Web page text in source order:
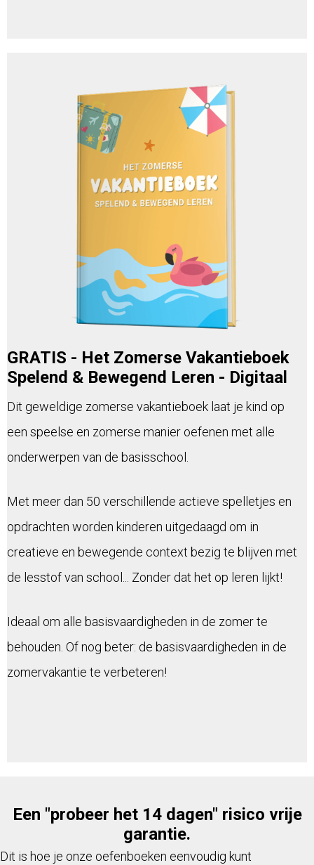
GRATIS - Het Zomerse Vakantieboek
Spelend & Bewegend Leren - Digitaal
Dit geweldige zomerse vakantieboek laat je kind op
een speelse en zomerse manier oefenen met alle
onderwerpen van de basisschool.
Met meer dan 50 verschillende actieve spelletjes en
opdrachten worden kinderen uitgedaagd om in
creatieve en bewegende context bezig te blijven met
de lesstof van school... Zonder dat het op leren lijkt!
Ideaal om alle basisvaardigheden in de zomer te
behouden. Of nog beter: de basisvaardigheden in de
zomervakantie te verbeteren!
Een "probeer het 14 dagen" risico vrije
garantie.
Dit is hoe je onze oefenboeken eenvoudig kunt